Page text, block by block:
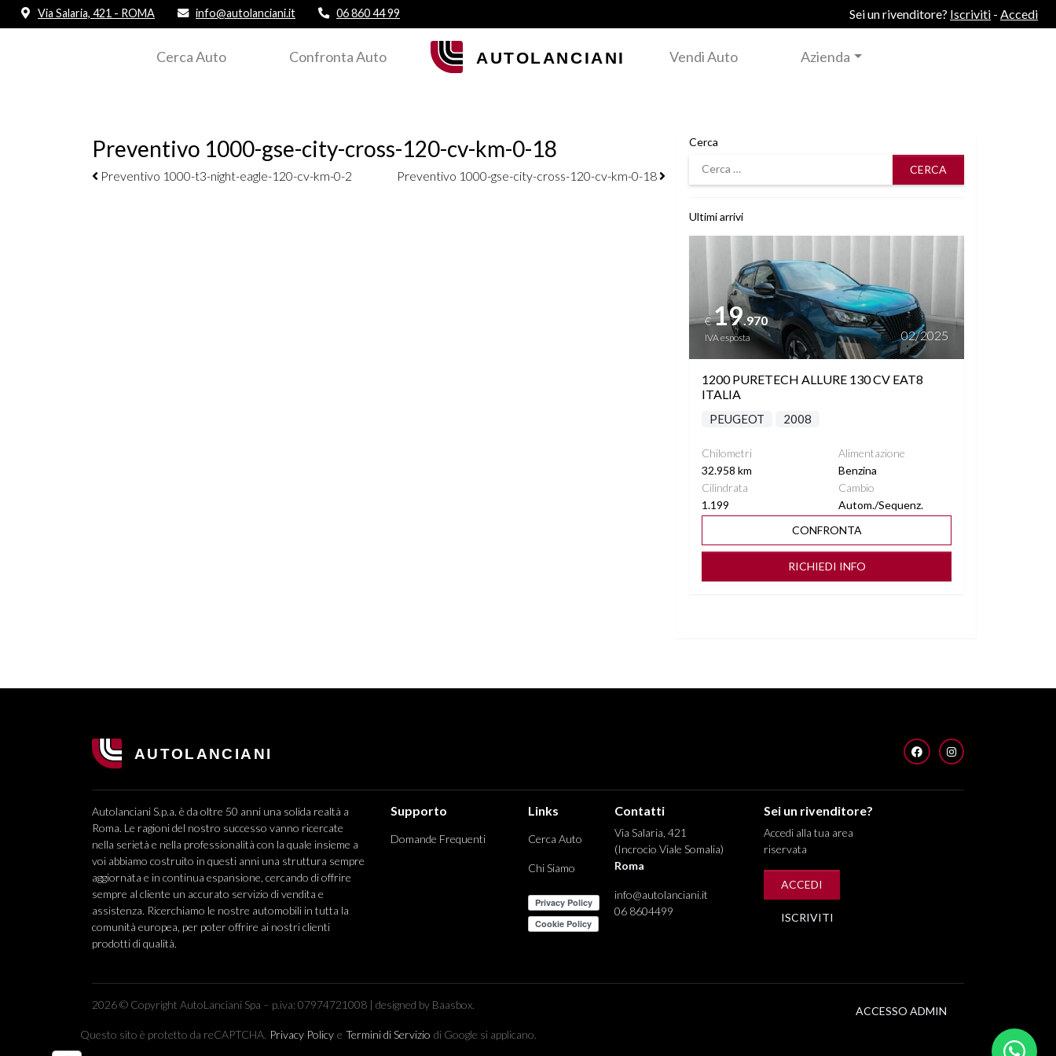
Via Salaria, 421 - ROMA info@autolanciani.it 06 860 44 99 Sei un rivenditore? Iscriviti - Accedi
Cerca Auto Confronta Auto Vendi Auto Azienda
Preventivo 1000-gse-city-cross-120-cv-km-0-18
Navigazione elementi
Preventivo 1000-t3-night-eagle-120-cv-km-0-2 Preventivo 1000-gse-city-cross-120-cv-km-0-18
Cerca
Cerca
Ultimi arrivi
€19.970
IVA esposta 02/2025
1200 PURETECH ALLURE 130 CV EAT8
ITALIA
PEUGEOT 2008
Chilometri
32.958 km
Alimentazione
Benzina
Cilindrata
1.199
Cambio
Autom./Sequenz.
CONFRONTA
RICHIEDI INFO
FACEBOOKINSTAGRAM
Autolanciani S.p.a. è da oltre 50 anni una solida realtà a
Roma. Le ragioni del nostro successo vanno ricercate
nella serietà e nella professionalità con la quale insieme a
voi abbiamo costruito in questi anni una struttura sempre
aggiornata e in continua espansione, cercando di offrire
sempre al cliente un accurato servizio di vendita e
assistenza. Ricerchiamo le nostre automobili in tutta la
comunità europea, per poter offrire ai nostri clienti
prodotti di qualità.
Supporto
Domande Frequenti
Links
Cerca Auto
Chi Siamo
Contatti
Via Salaria, 421
(Incrocio Viale Somalia)
Roma
info@autolanciani.it
06 8604499
Sei un rivenditore?
Accedi alla tua area
riservata
ACCEDI
ISCRIVITI
2026 © Copyright AutoLanciani Spa – p.iva: 07974721008 | designed by Baasbox.
ACCESSO ADMIN
Questo sito è protetto da reCAPTCHA. Privacy Policy e Termini di Servizio di Google si applicano.